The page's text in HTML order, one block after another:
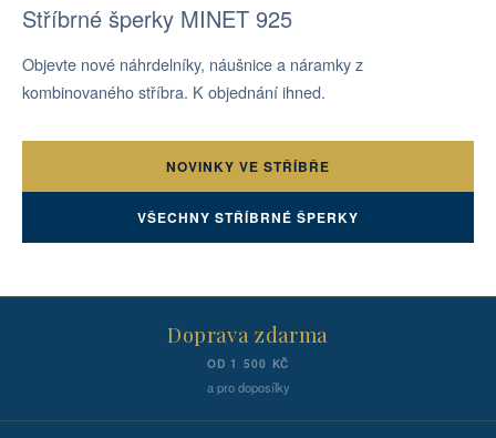
Stříbrné šperky MINET 925
Objevte nové náhrdelníky, náušnice a náramky z
kombinovaného stříbra. K objednání ihned.
NOVINKY VE STŘÍBŘE
VŠECHNY STŘÍBRNÉ ŠPERKY
Doprava zdarma
OD 1 500 KČ
a pro doposílky